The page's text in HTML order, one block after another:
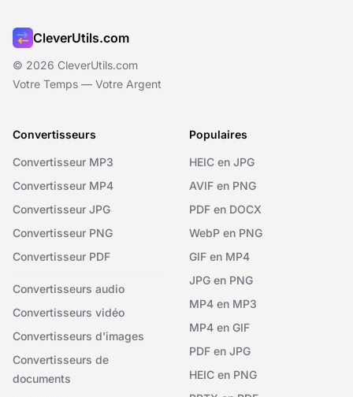
CleverUtils.com
© 2026 CleverUtils.com
Votre Temps — Votre Argent
Convertisseurs
Convertisseur MP3
Convertisseur MP4
Convertisseur JPG
Convertisseur PNG
Convertisseur PDF
Convertisseurs audio
Convertisseurs vidéo
Convertisseurs d'images
Convertisseurs de
documents
Populaires
HEIC en JPG
AVIF en PNG
PDF en DOCX
WebP en PNG
GIF en MP4
JPG en PNG
MP4 en MP3
MP4 en GIF
PDF en JPG
HEIC en PNG